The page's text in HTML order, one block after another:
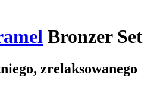
Bronzer Set
zrelaksowanego